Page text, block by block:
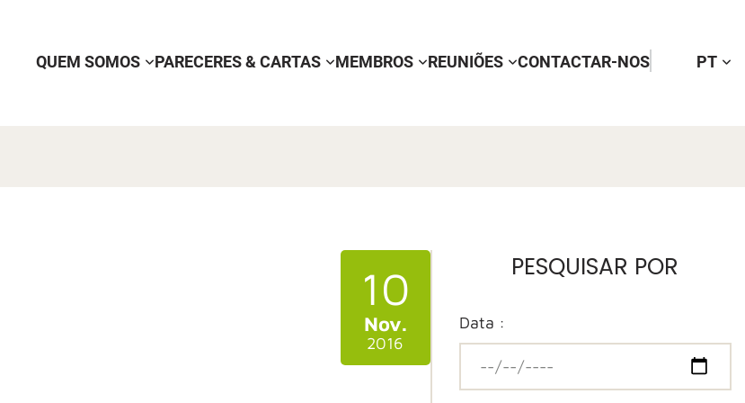
QUEM SOMOS PARECERES & CARTAS MEMBROS REUNIÕES CONTACTAR-NOS PT
10
Nov.
2016
PESQUISAR POR
Data :